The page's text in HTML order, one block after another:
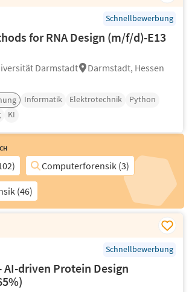
Schnellbewerbung
for RNA Design (m/f/d)-E13
Darmstadt
Darmstadt, Hessen
Informatik Elektrotechnik
Python
KI
Computerforensik (3)
(46)
Schnellbewerbung
AI-driven Protein Design